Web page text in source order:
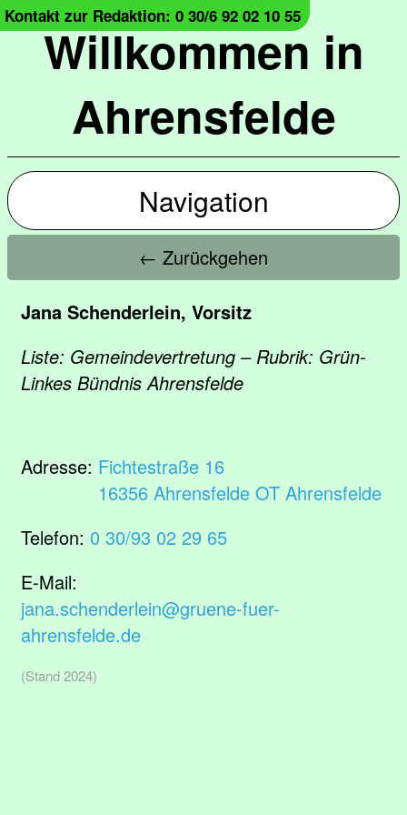
Willkommen in
Ahrensfelde
Kontakt zur Redaktion: 0 30/6 92 02 10 55
Navigation
← Zurückgehen
Jana Schenderlein, Vorsitz
Liste: Gemeindevertretung – Rubrik: Grün-
Linkes Bündnis Ahrensfelde
Adresse: Fichtestraße 16
16356 Ahrensfelde OT Ahrensfelde
Telefon: 0 30/93 02 29 65
E-Mail:
jana.schenderlein@gruene-fuer-
ahrensfelde.de
(Stand 2024)